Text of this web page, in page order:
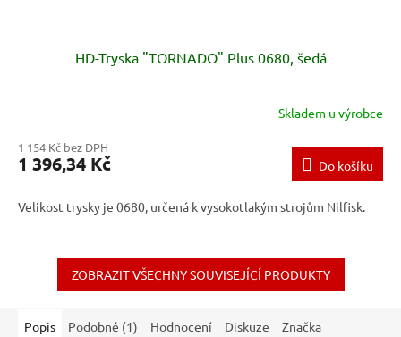
HD-Tryska "TORNADO" Plus 0680, šedá
Skladem u výrobce
1 154 Kč bez DPH
1 396,34 Kč Do košíku
Velikost trysky je 0680, určená k vysokotlakým strojům Nilfisk.
ZOBRAZIT VŠECHNY SOUVISEJÍCÍ PRODUKTY
Popis Podobné (1) Hodnocení Diskuze Značka